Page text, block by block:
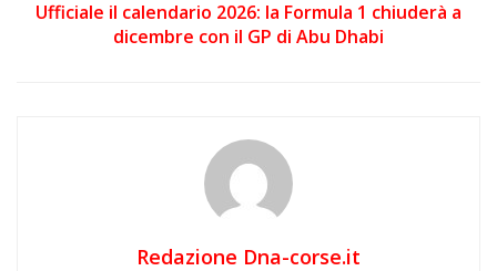
Ufficiale il calendario 2026: la Formula 1 chiuderà a
dicembre con il GP di Abu Dhabi
Redazione Dna-corse.it